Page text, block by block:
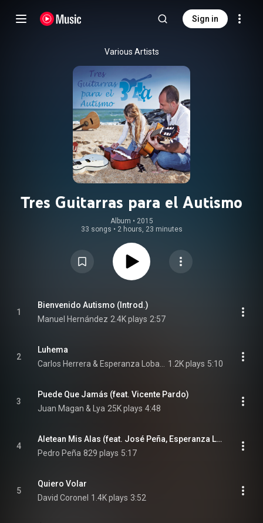
Sign in
Various Artists
Tres Guitarras para el Autismo
Album • 2015
33 songs • 2 hours, 23 minutes
1
Bienvenido Autismo (Introd.)
Manuel Hernández 2.4K plays 2:57
2
Luhema
1.2K plays 5:10
3
Puede Que Jamás (feat. Vicente Pardo)
Juan Magan & Lya 25K plays 4:48
4
Aletean Mis Alas (feat. José Peña, Esperanza Lobato & Justo Molinero)
Pedro Peña 829 plays 5:17
5
Quiero Volar
David Coronel 1.4K plays 3:52